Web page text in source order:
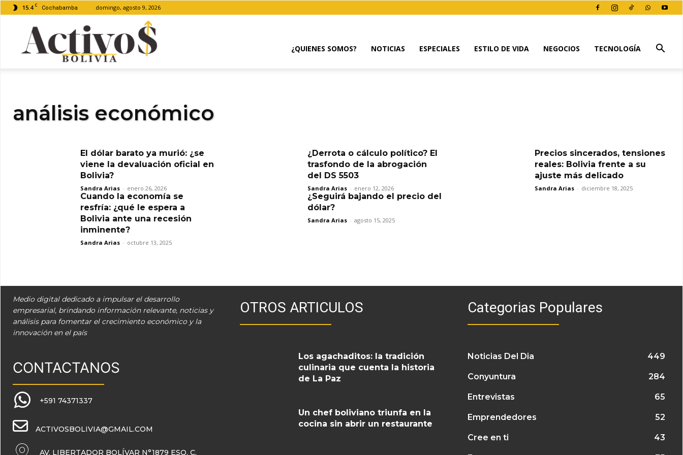
15.4 C Cochabamba domingo, agosto 9, 2026
¿QUIENES SOMOS? NOTICIAS ESPECIALES ESTILO DE VIDA NEGOCIOS TECNOLOGÍA
análisis económico
El dólar barato ya murió: ¿se
viene la devaluación oficial en
Bolivia?
Sandra Arias - enero 26, 2026
¿Derrota o cálculo político? El
trasfondo de la abrogación
del DS 5503
Sandra Arias - enero 12, 2026
Precios sincerados, tensiones
reales: Bolivia frente a su
ajuste más delicado
Sandra Arias - diciembre 18, 2025
Cuando la economía se
resfría: ¿qué le espera a
Bolivia ante una recesión
inminente?
Sandra Arias - octubre 13, 2025
¿Seguirá bajando el precio del
dólar?
Sandra Arias - agosto 15, 2025
Medio digital dedicado a impulsar el desarrollo
empresarial, brindando información relevante, noticias y
análisis para fomentar el crecimiento económico y la
innovación en el país
CONTACTANOS
+591 74371337
ACTIVOSBOLIVIA@GMAIL.COM
AV. LIBERTADOR BOLÍVAR N°1879 ESQ. C.
OTROS ARTICULOS
Los agachaditos: la tradición
culinaria que cuenta la historia
de La Paz
Un chef boliviano triunfa en la
cocina sin abrir un restaurante
Categorias Populares
Noticias Del Dia 449
Conyuntura 284
Entrevistas 65
Emprendedores 52
Cree en ti 43